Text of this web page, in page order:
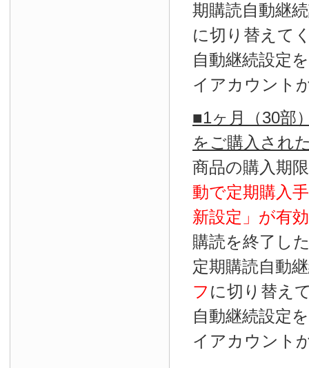
期購読自動継
に切り替えて
自動継続設定
イアカウント
■1ヶ月（30部
をご購入され
商品の購入期
動で定期購入
新設定」が有効
購読を終了し
定期購読自動
フ に切り替え
自動継続設定
イアカウント